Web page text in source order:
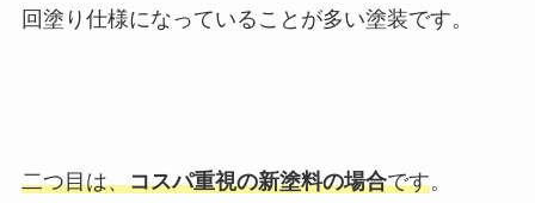
回塗り仕様になっていることが多い塗装です。
二つ目は、コスパ重視の新塗料の場合です。